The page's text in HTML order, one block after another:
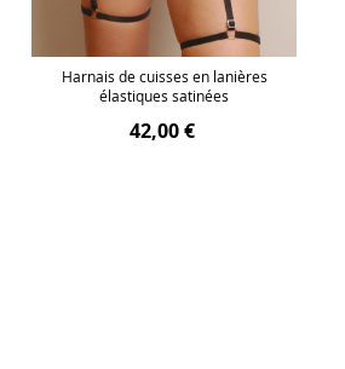
Harnais de cuisses en lanières
élastiques satinées
42,00 €